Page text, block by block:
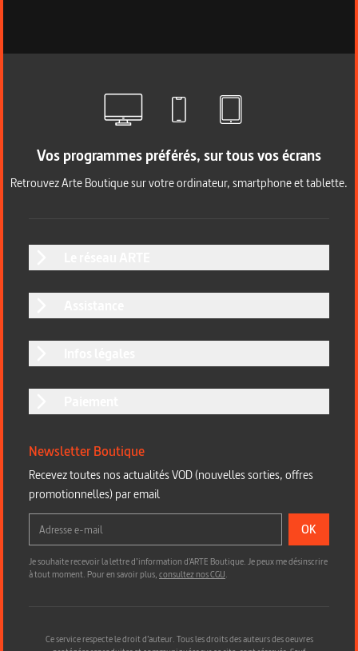
Vos programmes préférés, sur tous vos écrans
Retrouvez Arte Boutique sur votre ordinateur, smartphone et tablette.
Newsletter Boutique
Recevez toutes nos actualités VOD (nouvelles sorties, offres
promotionnelles) par email
OK
Je souhaite recevoir la lettre d’information d'ARTE Boutique. Je peux me désinscrire
à tout moment. Pour en savoir plus,consultez nos CGU.
Ce service respecte le droit d’auteur. Tous les droits des auteurs des oeuvres